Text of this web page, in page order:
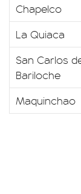
Chapelco
La Quiaca
San Carlos
Bariloche
Maquinchao